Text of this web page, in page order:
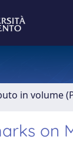
in volume
on